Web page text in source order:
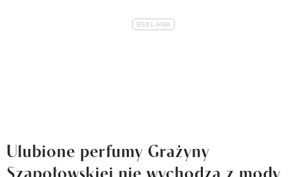
Ulubione perfumy Grażyny
Szapołowskiej nie wychodzą z mody